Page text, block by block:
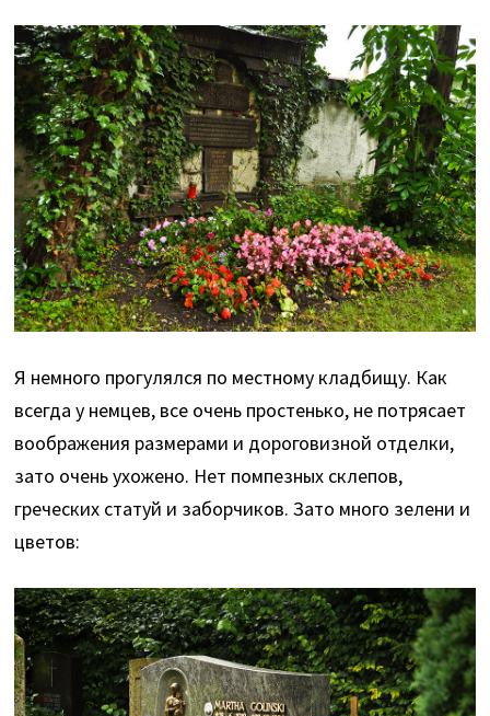
Я немного прогулялся по местному кладбищу. Как
всегда у немцев, все очень простенько, не потрясает
воображения размерами и дороговизной отделки,
зато очень ухожено. Нет помпезных склепов,
греческих статуй и заборчиков. Зато много зелени и
цветов: